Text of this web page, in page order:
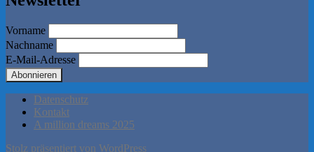
Vorname
Nachname
E-Mail-Adresse
Datenschutz
Kontakt
A million dreams 2025
Stolz präsentiert von WordPress